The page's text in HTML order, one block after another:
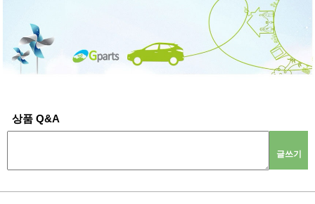
상품 Q&A
글쓰기